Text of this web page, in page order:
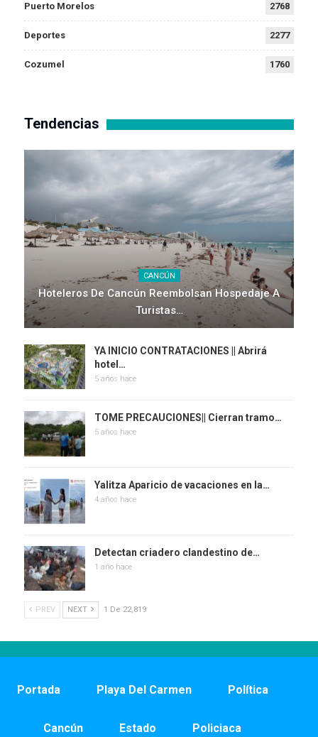
Puerto Morelos 2768
Deportes 2277
Cozumel 1760
Tendencias
CANCÚN
Hoteleros De Cancún Reembolsan Hospedaje A
Turistas…
YA INICIO CONTRATACIONES || Abrirá
hotel…
5 años hace
TOME PRECAUCIONES|| Cierran tramo…
5 años hace
Yalitza Aparicio de vacaciones en la…
4 años hace
Detectan criadero clandestino de…
1 año hace
PREV NEXT 1 De 22,819
Portada Playa Del Carmen Política
Cancún Estado Policiaca